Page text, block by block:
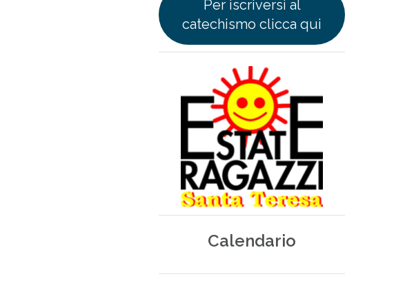
Per iscriversi al
catechismo clicca qui
Calendario